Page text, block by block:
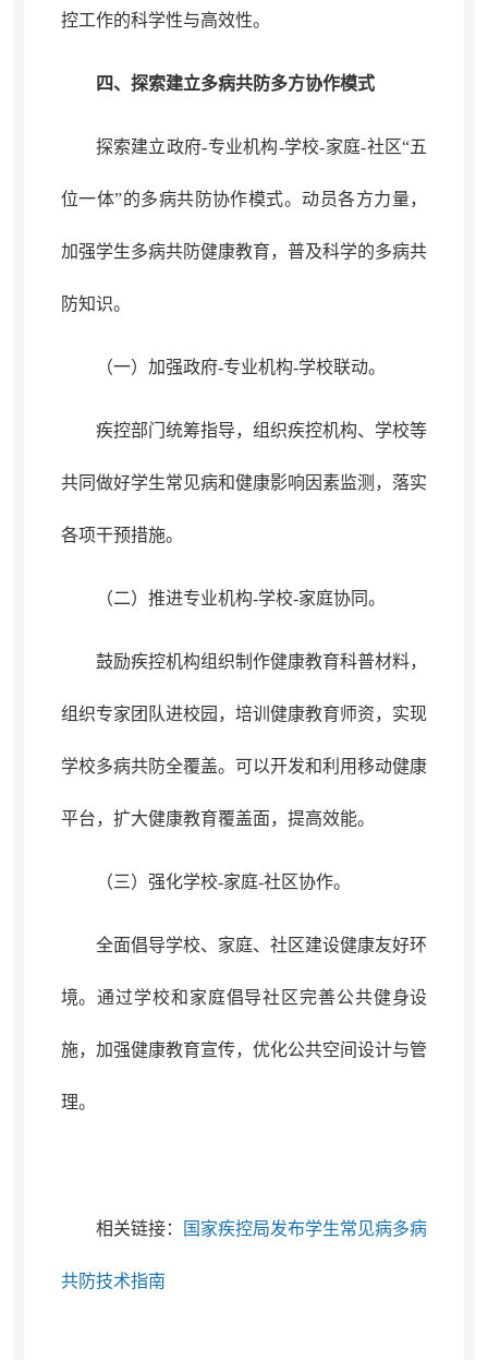
控工作的科学性与高效性。
四、探索建立多病共防多方协作模式
探索建立政府-专业机构-学校-家庭-社区“五
位一体”的多病共防协作模式。动员各方力量，
加强学生多病共防健康教育，普及科学的多病共
防知识。
（一）加强政府-专业机构-学校联动。
疾控部门统筹指导， 组织疾控机构、学校等
共同做好学生常见病和健康影响因素监测，落实
各项干预措施。
（二）推进专业机构-学校-家庭协同。
鼓励疾控机构组织制作健康教育科普材料，
组织专家团队进校园，培训健康教育师资， 实现
学校多病共防全覆盖。 可以开发和利用移动健康
平台， 扩大健康教育覆盖面， 提高效能。
（三）强化学校-家庭-社区协作。
全面倡导学校、家庭、社区建设健康友好环
境。通过学校和家庭倡导社区完善公共健身设
施，加强健康教育宣传，优化公共空间设计与管
理。
相关链接： 国家疾控局发布学生常见病多病
共防技术指南